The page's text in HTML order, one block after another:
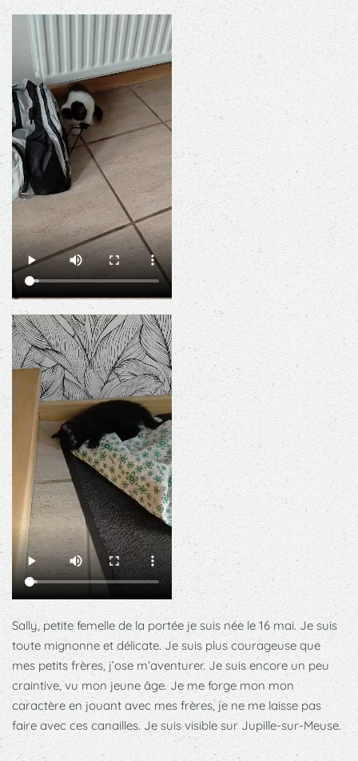
Sally, petite femelle de la portée je suis née le 16 mai. Je suis
toute mignonne et délicate. Je suis plus courageuse que
mes petits frères, j’ose m’aventurer. Je suis encore un peu
craintive, vu mon jeune âge. Je me forge mon mon
caractère en jouant avec mes frères, je ne me laisse pas
faire avec ces canailles. Je suis visible sur Jupille-sur-Meuse.